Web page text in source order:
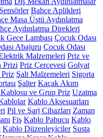
Bahçe Aplikleri
Masa Üstü Aydınlatma
Aydınlatma Direkleri
Gece Lambası Çocuk Odası
Abajuru Çocuk Odası
Malzemeleri Priz ve
Prizi Priz Çerçevesi Golyat
Priz Şalt Malzemeleri Sigorta
Şalter Kaçak Akım
ve Grup Priz Uzatma
Kablo Aksesuarları
Pil ve Şarj Cihazları Zaman
Fiş Kablo Pabucu Kablo
Kablo Düzenleyiciler Susta